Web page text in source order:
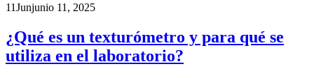
11Junjunio 11, 2025
¿Qué es un texturómetro y para qué se
utiliza en el laboratorio?